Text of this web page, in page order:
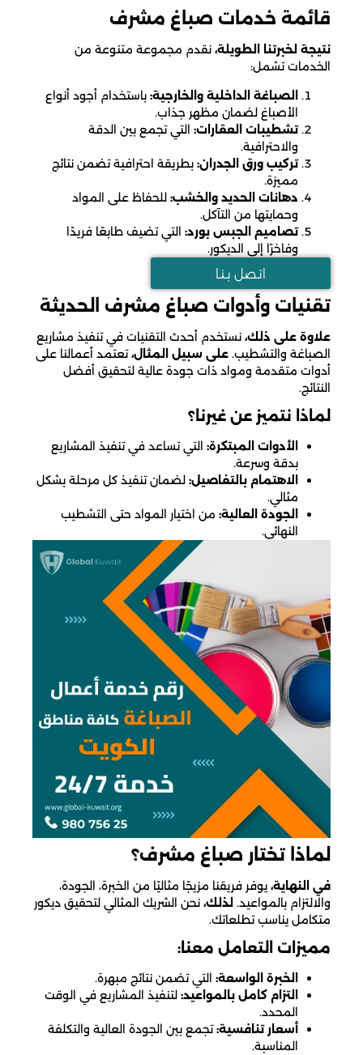
قائمة خدمات صباغ مشرف
نتيجة لخبرتنا الطويلة، نقدم مجموعة متنوعة من
الخدمات تشمل:
الصباغة الداخلية والخارجية: باستخدام أجود أنواع
الأصباغ لضمان مظهر جذاب.
تشطيبات العقارات: التي تجمع بين الدقة
والاحترافية.
تركيب ورق الجدران: بطريقة احترافية تضمن نتائج
مميزة.
دهانات الحديد والخشب: للحفاظ على المواد
وحمايتها من التآكل.
تصاميم الجبس بورد: التي تضيف طابعًا فريدًا
وفاخرًا إلى الديكور.
اتـصل بـنـا
تقنيات وأدوات صباغ مشرف الحديثة
علاوة على ذلك، نستخدم أحدث التقنيات في تنفيذ مشاريع
الصباغة والتشطيب. على سبيل المثال،تعتمد أعمالنا على
أدوات متقدمة ومواد ذات جودة عالية لتحقيق أفضل
النتائج.
لماذا نتميز عن غيرنا؟
الأدوات المبتكرة: التي تساعد في تنفيذ المشاريع
بدقة وسرعة.
الاهتمام بالتفاصيل: لضمان تنفيذ كل مرحلة بشكل
مثالي.
الجودة العالية: من اختيار المواد حتى التشطيب
النهائي.
لماذا تختار صباغ مشرف؟
في النهاية، يوفر فريقنا مزيجًا مثاليًا من الخبرة، الجودة،
والالتزام بالمواعيد. لذلك، نحن الشريك المثالي لتحقيق ديكور
متكامل يناسب تطلعاتك.
مميزات التعامل معنا:
الخبرة الواسعة: التي تضمن نتائج مبهرة.
التزام كامل بالمواعيد: لتنفيذ المشاريع في الوقت
المحدد.
أسعار تنافسية:تجمع بين الجودة العالية والتكلفة
المناسبة.